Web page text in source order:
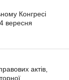
Конгресі
вересня
актів,